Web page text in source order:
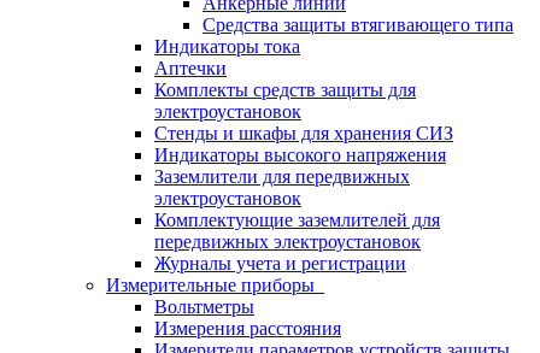
Средства защиты втягивающего типа
Индикаторы тока
Аптечки
Комплекты средств защиты для
электроустановок
Стенды и шкафы для хранения СИЗ
Индикаторы высокого напряжения
Заземлители для передвижных
электроустановок
Комплектующие заземлителей для
передвижных электроустановок
Журналы учета и регистрации
Измерительные приборы
Вольтметры
Измерения расстояния